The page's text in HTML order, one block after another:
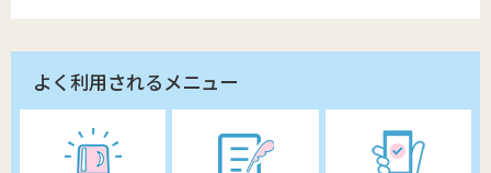
よく利用されるメニュー